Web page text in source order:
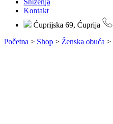
Sniženja
Kontakt
Ćuprijska 69, Ćuprija
Početna > Shop > Ženska obuća >